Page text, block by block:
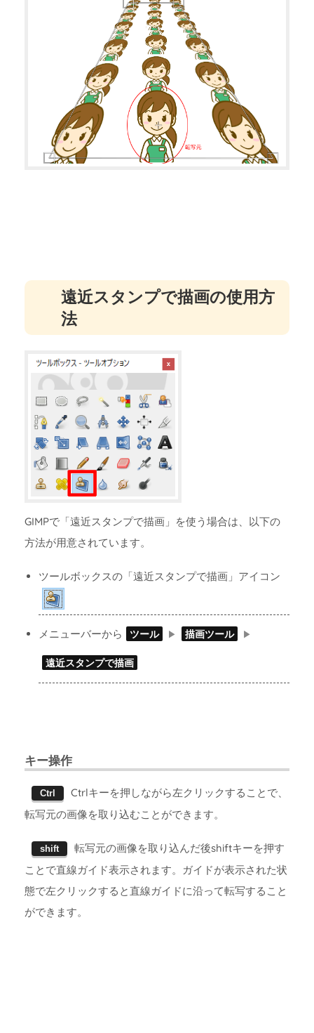
遠近スタンプで描画の使用方
法
GIMPで「遠近スタンプで描画」を使う場合は、以下の
方法が用意されています。
ツールボックスの「遠近スタンプで描画」アイコン
メニューバーから ツール 描画ツール
遠近スタンプで描画
キー操作
Ctrl
Ctrlキーを押しながら左クリックすることで、
転写元の画像を取り込むことができます。
shift
転写元の画像を取り込んだ後shiftキーを押す
ことで直線ガイド表示されます。ガイドが表示された状
態で左クリックすると直線ガイドに沿って転写すること
ができます。